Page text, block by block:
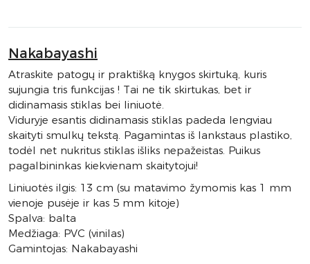
Nakabayashi
Atraskite patogų ir praktišką knygos skirtuką, kuris
sujungia tris funkcijas ! Tai ne tik skirtukas, bet ir
didinamasis stiklas bei liniuotė.
Viduryje esantis didinamasis stiklas padeda lengviau
skaityti smulkų tekstą. Pagamintas iš lankstaus plastiko,
todėl net nukritus stiklas išliks nepažeistas. Puikus
pagalbininkas kiekvienam skaitytojui!
Liniuotės ilgis: 13 cm (su matavimo žymomis kas 1 mm
vienoje pusėje ir kas 5 mm kitoje)
Spalva: balta
Medžiaga: PVC (vinilas)
Gamintojas: Nakabayashi